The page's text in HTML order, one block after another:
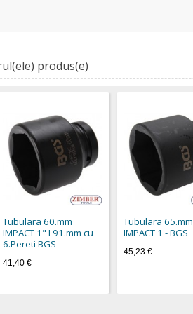
produs(e)
Tubulara 60.mm
IMPACT 1" L91.mm cu
6.Pereti BGS
41,40 €
Tubulara 65.mm
IMPACT 1 - BGS
45,23 €